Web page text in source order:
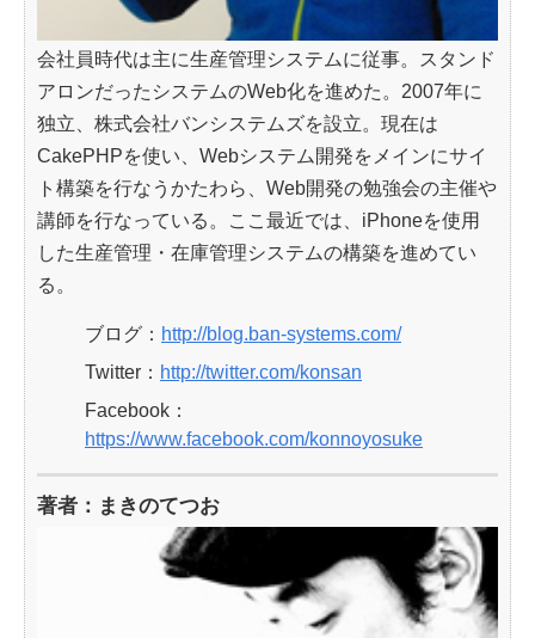
会社員時代は主に生産管理システムに従事。スタンド
アロンだったシステムのWeb化を進めた。2007年に
独立、株式会社バンシステムズを設立。現在は
CakePHPを使い、Webシステム開発をメインにサイ
ト構築を行なうかたわら、Web開発の勉強会の主催や
講師を行なっている。ここ最近では、iPhoneを使用
した生産管理・在庫管理システムの構築を進めてい
る。
ブログ： http://blog.ban-systems.com/
Twitter： http://twitter.com/konsan
Facebook：
https://www.facebook.com/konnoyosuke
著者：まきのてつお